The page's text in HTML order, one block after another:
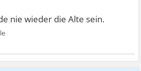
nie wieder die Alte sein.